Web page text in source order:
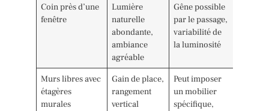
Coin près d’une
fenêtre
Lumière
naturelle
abondante,
ambiance
agréable
Gêne possible
par le passage,
variabilité de
la luminosité
Murs libres avec
étagères
murales
Gain de place,
rangement
vertical
Peut imposer
un mobilier
spécifique,